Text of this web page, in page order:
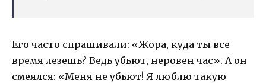
Его часто спрашивали: «Жора, куда ты все
время лезешь? Ведь убьют, неровен час». А он
смеялся: «Меня не убьют! Я люблю такую